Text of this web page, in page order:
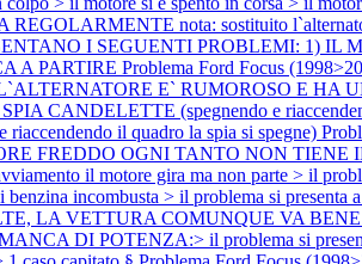
nota: sostituito
I SEGUENTI PROBLEMI: 1) IL
A PARTIRE Problema Ford Focus
E` RUMOROSO E HA
CANDELETTE (spegnendo e
il quadro la spia si spegne)
FREDDO OGNI TANTO NON
il motore gira ma non parte > il
incombusta > il problema si presenta
LA VETTURA COMUNQUE VA BENE
DI POTENZA:> il problema si